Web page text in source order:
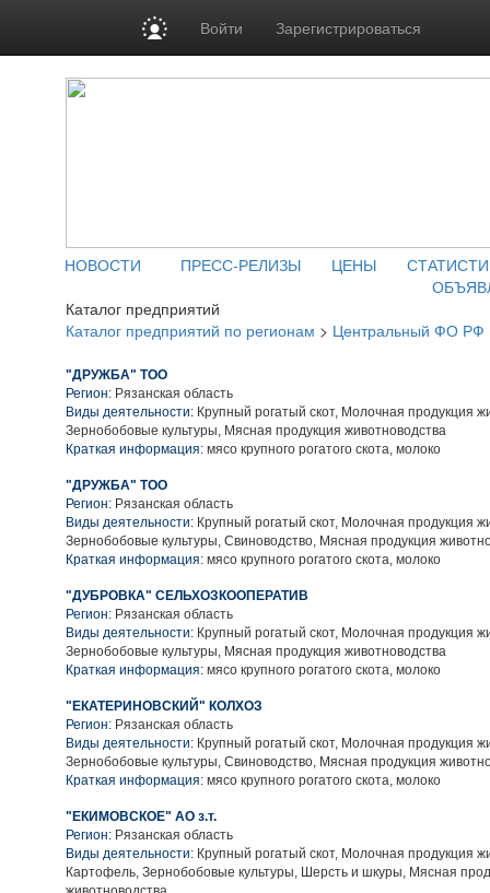
Войти Зарегистрироваться
НОВОСТИ ПРЕСС-РЕЛИЗЫ ЦЕНЫ
Каталог предприятий
Каталог предприятий по регионам > Центральный ФО РФ
"ДРУЖБА" ТОО
Регион: Рязанская область
Виды деятельности: Крупный рогатый скот, Молочная продукция
Зернобобовые культуры, Мясная продукция животноводства
Краткая информация: мясо крупного рогатого скота, молоко
"ДРУЖБА" ТОО
Регион: Рязанская область
Виды деятельности: Крупный рогатый скот, Молочная продукция
Зернобобовые культуры, Свиноводство, Мясная продукция
Краткая информация: мясо крупного рогатого скота, молоко
"ДУБРОВКА" СЕЛЬХОЗКООПЕРАТИВ
Регион: Рязанская область
Виды деятельности: Крупный рогатый скот, Молочная продукция
Зернобобовые культуры, Мясная продукция животноводства
Краткая информация: мясо крупного рогатого скота, молоко
"ЕКАТЕРИНОВСКИЙ" КОЛХОЗ
Регион: Рязанская область
Виды деятельности: Крупный рогатый скот, Молочная продукция
Зернобобовые культуры, Свиноводство, Мясная продукция
Краткая информация: мясо крупного рогатого скота, молоко
"ЕКИМОВСКОЕ" АО з.т.
Регион: Рязанская область
Виды деятельности: Крупный рогатый скот, Молочная продукция
Картофель, Зернобобовые культуры, Шерсть и шкуры, Мясная